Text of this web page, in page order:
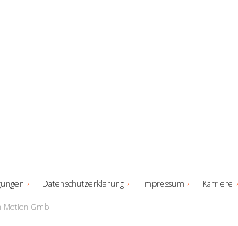
Datenschutzerklärung Impressum
Karriere
GmbH